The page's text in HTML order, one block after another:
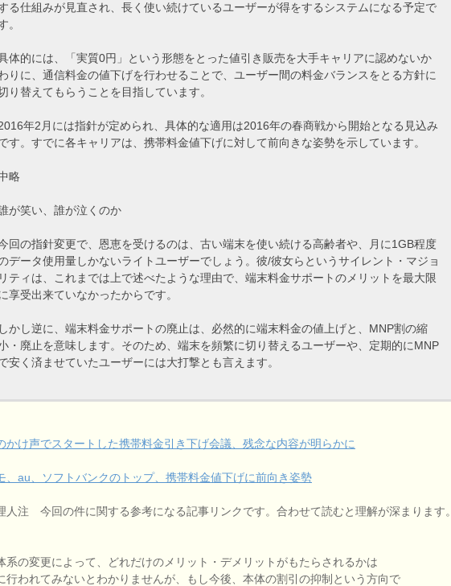
る仕組みが見直され、長く使い続けているユーザーが得をするシステムになる予定で
。
体的には、「実質0円」という形態をとった値引き販売を大手キャリアに認めないか
りに、通信料金の値下げを行わせることで、ユーザー間の料金バランスをとる方針に
り替えてもらうことを目指しています。
年2月には指針が定められ、具体的な適用は2016年の春商戦から開始となる見込み
す。すでに各キャリアは、携帯料金値下げに対して前向きな姿勢を示しています。
略
が笑い、誰が泣くのか
回の指針変更で、恩恵を受けるのは、古い端末を使い続ける高齢者や、月に1GB程度
データ使用量しかないライトユーザーでしょう。彼/彼女らというサイレント・マジョ
リティは、これまでは上で述べたような理由で、端末料金サポートのメリットを最大限
享受出来ていなかったからです。
しかし逆に、端末料金サポートの廃止は、必然的に端末料金の値上げと、MNP割の縮
・廃止を意味します。そのため、端末を頻繁に切り替えるユーザーや、定期的にMNP
安く済ませていたユーザーには大打撃とも言えます。
かけ声でスタートした携帯料金引き下げ会議、残念な内容が明らかに
、au、ソフトバンクのトップ、携帯料金値下げに前向き姿勢
人注 今回の件に関する参考になる記事リンクです。合わせて読むと理解が深まります。
系の変更によって、どれだけのメリット・デメリットがもたらされるかは
行われてみないとわかりませんが、もし今後、本体の割引の抑制という方向で